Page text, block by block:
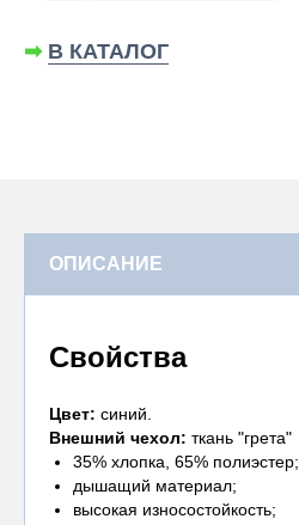
➡ В КАТАЛОГ
Свойства
Цвет: синий.
Внешний чехол: ткань "грета"
35% хлопка, 65% полиэстер;
дышащий материал;
высокая износостойкость;